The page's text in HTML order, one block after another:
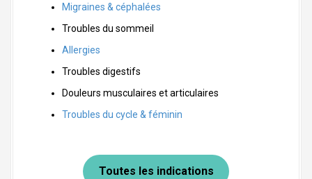
Migraines & céphalées
Troubles du sommeil
Allergies
Troubles digestifs
Douleurs musculaires et articulaires
Troubles du cycle & féminin
Toutes les indications